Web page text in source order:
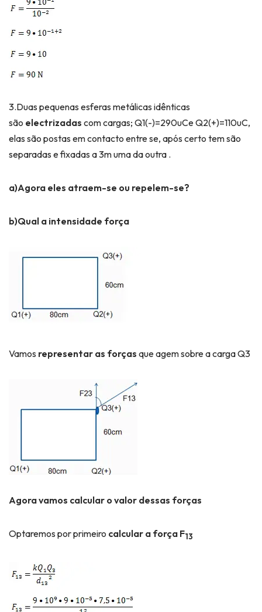
3.Duas pequenas esferas metálicas idênticas
são electrizadas com cargas; Q1(-)=290uCe Q2(+)=110uC,
elas são postas em contacto entre se, após certo tem são
separadas e fixadas a 3m uma da outra .
a)Agora eles atraem-se ou repelem-se?
b)Qual a intensidade força
Vamos representar as forças que agem sobre a carga Q3
Agora vamos calcular o valor dessas forças
Optaremos por primeiro calcular a força F13